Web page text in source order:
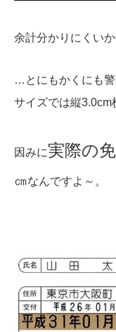
余計分かりにくい
…とにもかくにも
サイズでは縦3.0cm
因みに実際の
㎝なんですよ～。